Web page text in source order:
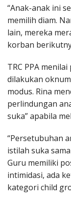
“Anak-anak ini
memilih diam.
lain, mereka
korban
TRC PPA
dilakukan
modus. Rina
perlindungan
suka” apabila
“Persetubuhan
istilah suka
Guru memiliki
intimidasi, ada
kategori child